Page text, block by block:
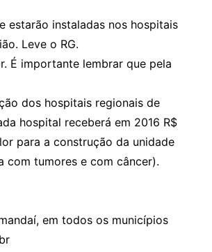
estarão instaladas nos hospitais
Leve o RG.
É importante lembrar que pela
dos hospitais regionais de
hospital receberá em 2016 R$
para a construção da unidade
com tumores e com câncer).
em todos os municípios